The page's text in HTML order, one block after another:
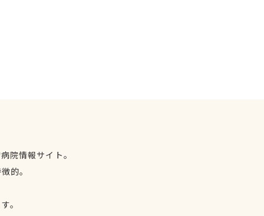
院情報サイト。
的。
。